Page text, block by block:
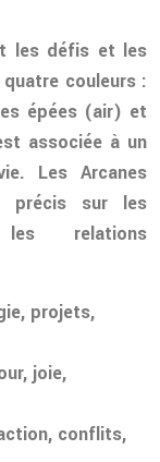
les défis et les
couleurs :
épées (air) et
associée à un
Les Arcanes
précis sur les
relations
projets,
joie,
conflits,